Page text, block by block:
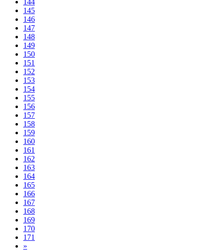
144
145
146
147
148
149
150
151
152
153
154
155
156
157
158
159
160
161
162
163
164
165
166
167
168
169
170
171
»